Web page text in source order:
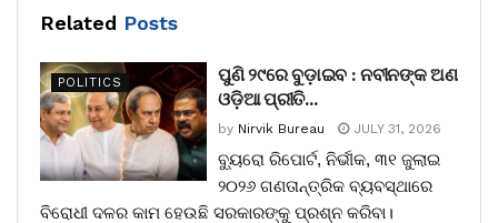
Related Posts
POLITICS
ପୁଣି ୨୯ରେ ବୁଡ଼ାଇବ : ନବୀନଙ୍କ ଅଣ
ଓଡ଼ିଆ ପ୍ରୀତି…
by Nirvik Bureau JULY 31, 2026
ବ୍ୟୁରୋ ରିପୋର୍ଟ, ନିର୍ଭୀକ, ୩୧ ଜୁଲାଇ
୨୦୨୬ ଗଣତାନ୍ତ୍ରିକ ବ୍ୟବସ୍ଥାରେ
ବିରୋଧୀ ଦଳର କାମ ହେଉଛି ସରକାରଙ୍କୁ ପ୍ରଶ୍ନ କରିବା।